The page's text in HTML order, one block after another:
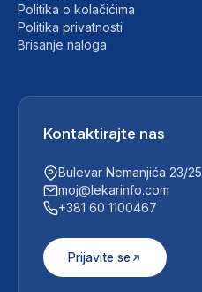
Politika o kolačićima
Politika privatnosti
Brisanje naloga
Kontaktirajte nas
Bulevar Nemanjića 23/25
moj@lekarinfo.com
+381 60 1100467
Prijavite se